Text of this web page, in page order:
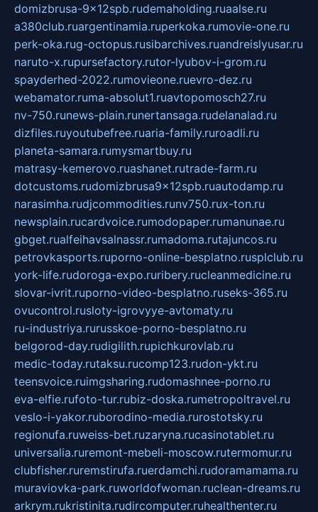
domizbrusa-9x12spb.rudemaholding.ruaalse.ru
a380club.ruargentinamia.ruperkoka.rumovie-one.ru
perk-oka.rug-octopus.rusibarchives.ruandreislyusar.ru
naruto-x.rupursefactory.rutor-lyubov-i-grom.ru
spayderhed-2022.rumovieone.ruevro-dez.ru
webamator.ruma-absolut1.ruavtopomosch27.ru
nv-750.runews-plain.runertansaga.rudelanalad.ru
dizfiles.ruyoutubefree.ruaria-family.ruroadli.ru
planeta-samara.rumysmartbuy.ru
matrasy-kemerovo.ruashanet.rutrade-farm.ru
dotcustoms.rudomizbrusa9x12spb.ruautodamp.ru
narasimha.rudjcommodities.runv750.rux-ton.ru
newsplain.rucardvoice.rumodopaper.rumanunae.ru
gbget.rualfeihavsalnassr.rumadoma.rutajuncos.ru
petrovkasports.ruporno-online-besplatno.rusplclub.ru
york-life.rudoroga-expo.ruribery.rucleanmedicine.ru
slovar-ivrit.ruporno-video-besplatno.ruseks-365.ru
ovucontrol.rusloty-igrovyye-avtomaty.ru
ru-industriya.rurusskoe-porno-besplatno.ru
belgorod-day.rudigilith.rupichkurovlab.ru
medic-today.rutaksu.rucomp123.rudon-ykt.ru
teensvoice.ruimgsharing.rudomashnee-porno.ru
eva-elfie.rufoto-tur.rubiz-doska.rumetropoltravel.ru
veslo-i-yakor.ruborodino-media.rurostotsky.ru
regionufa.ruweiss-bet.ruzaryna.rucasinotablet.ru
universalia.ruremont-mebeli-moscow.rutermomur.ru
clubfisher.ruremstirufa.ruerdamchi.rudoramamama.ru
muraviovka-park.ruworldofwoman.ruclean-dreams.ru
arkrym.rukristinita.rudircomputer.ruhealthenter.ru